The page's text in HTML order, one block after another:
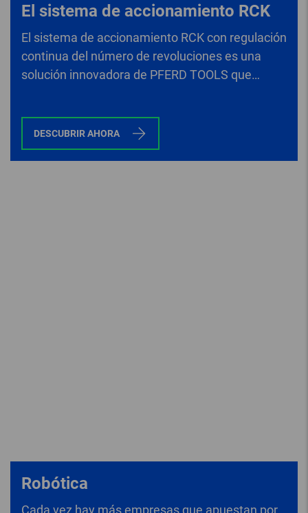
El sistema de accionamiento RCK
El sistema de accionamiento RCK con regulación
continua del número de revoluciones es una
solución innovadora de PFERD TOOLS que
DESCUBRIR AHORA
Robótica
Cada vez hay más empresas que apuestan por